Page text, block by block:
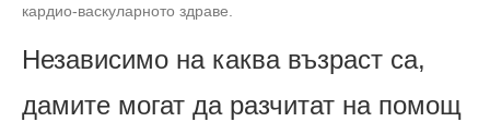
кардио-васкуларното здраве.
Независимо на каква възраст са,
дамите могат да разчитат на помощ